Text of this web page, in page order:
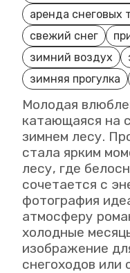
аренда снеговых
свежий снег
зимний воздух
зимняя прогулка
Молодая
катающаяся на
зимнем лесу.
стала ярким
лесу, где
сочетается с
фотография
атмосферу
холодные
изображение
снегоходов или